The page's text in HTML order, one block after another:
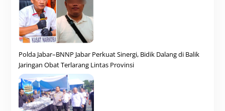
Polda Jabar–BNNP Jabar Perkuat Sinergi, Bidik Dalang di Balik
Jaringan Obat Terlarang Lintas Provinsi